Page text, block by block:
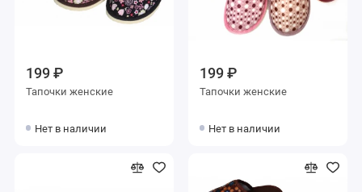
199 ₽
Тапочки женские
Нет в наличии
199 ₽
Тапочки женские
Нет в наличии